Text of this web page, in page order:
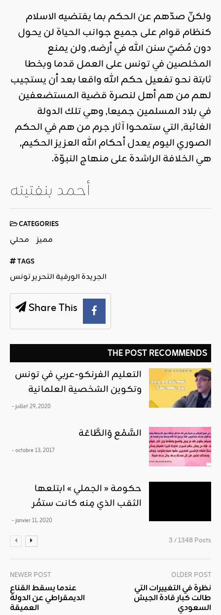
ولكنّ صدّهم عن الحكم بما يقتضيه الاسلام
كنظام قوام على جميع جوانب الحياة لن يحول
دون مُضيّ سنن الله في أرضه, ولن يمنع
المخلصين في تونس على العمل قدما وبخطا
ثابتة نحو تفعيل حكم الله واقعا بعد أن يستجيب
لهم من هم أهل لنصرة قضية المستضعفين
في بلاد المسلمين جميعا, وهي تلك الدولة
الغائبة, التي ستمحوا آثار جرم من هم في الحكم
الصوري اليوم يعدل أحكام الله العزيز الحكيم,
هي الخلافة الراشدة على منهاج النبوّة.
أحمد بنفتيته
CATEGORIES
محلي مميز
TAGS
الجريدة الورقية التحرير تونس
Share This
THE POST RECOMMENDS
التعليم الفرنكو-عربي في تونس
وتكوين الشخصية العلمانية
- juillet 29, 2020
السَّمْع وَالطَّاعَة
- octobre 13, 2017
حكومة « الجملي » ابتلعها
الثقب الذي مِنه كانت ستمُر
- janvier 11, 2020
3 / 1348 Posts
NEWER POST
عندما يسقط القناع
الديمقراطي عن الدولة
العميقة
OLDER POST
نظرة في التغييرات التي
طالت كبار قادة الجيش
السعودي